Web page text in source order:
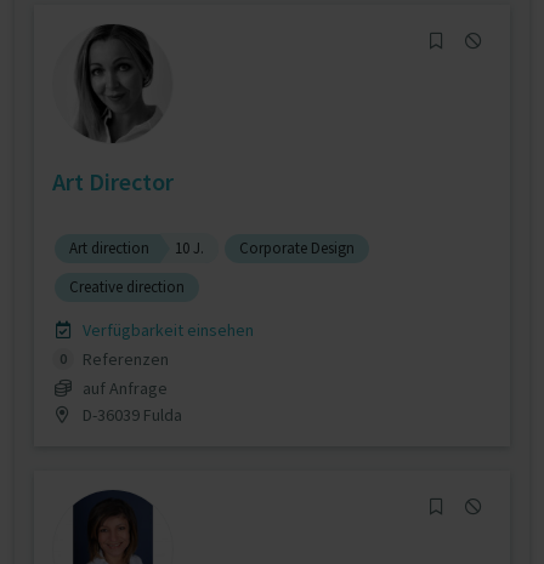
Art Director
Art direction 10 J.
Corporate Design
Creative direction
Verfügbarkeit einsehen
0
Referenzen
auf Anfrage
D-36039 Fulda